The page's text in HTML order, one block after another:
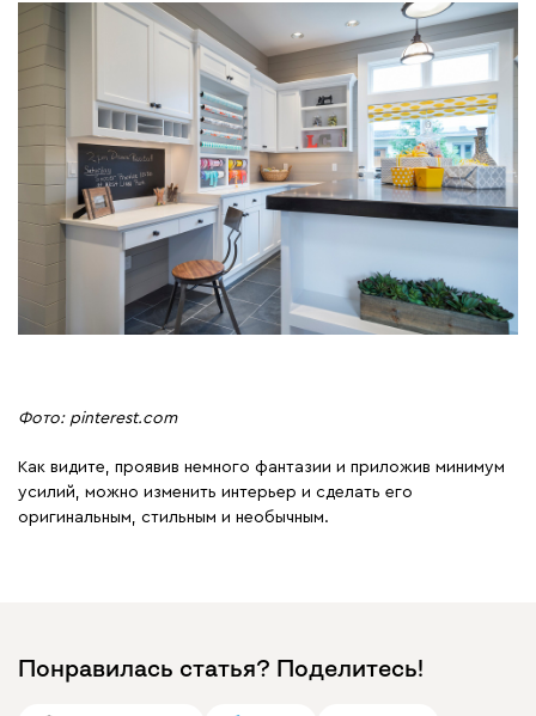
Фото: pinterest.com
Как видите, проявив немного фантазии и приложив минимум
усилий, можно изменить интерьер и сделать его
оригинальным, стильным и необычным.
Понравилась статья? Поделитесь!